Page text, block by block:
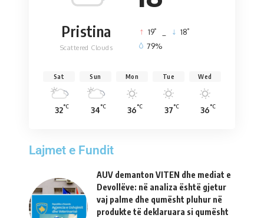
Pristina
Scattered Clouds
19° 18°
79%
Sat
32°C
Sun
34°C
Mon
36°C
Tue
37°C
Wed
36°C
Lajmet e Fundit
AUV demanton VITEN dhe mediat e
Devollëve: në analiza është gjetur
vaj palme dhe qumësht pluhur në
produkte të deklaruara si qumësht